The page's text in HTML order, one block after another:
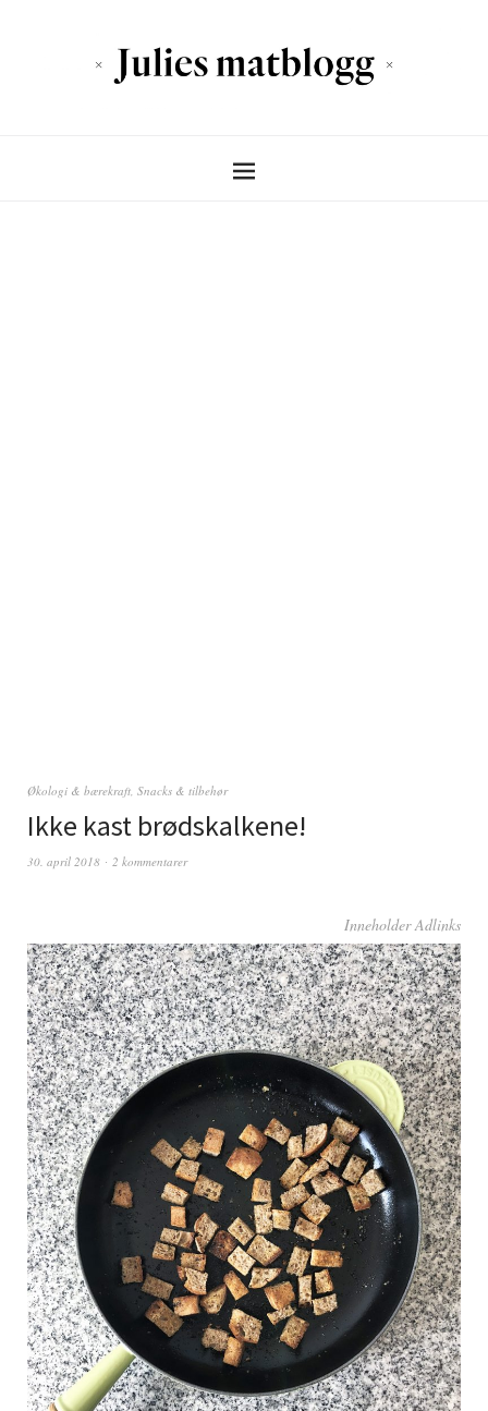
Økologi & bærekraft Snacks & tilbehør
Ikke kast brødskalkene!
30. april 2018 2 kommentarer
Inneholder Adlinks